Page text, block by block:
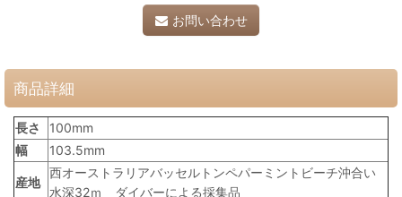
お問い合わせ
商品詳細
長さ
100mm
幅
103.5mm
産地
西オーストラリアバッセルトンペパーミントビーチ沖合い
水深32ｍ ダイバーによる採集品